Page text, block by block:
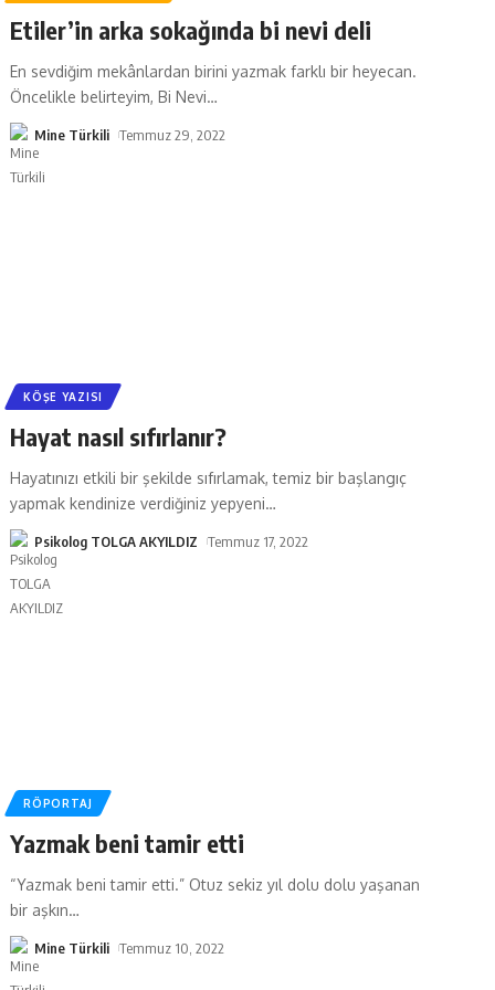
Etiler’in arka sokağında bi nevi deli
En sevdiğim mekânlardan birini yazmak farklı bir heyecan.
Öncelikle belirteyim, Bi Nevi…
Mine Türkili Temmuz 29, 2022
KÖŞE YAZISI
Hayat nasıl sıfırlanır?
Hayatınızı etkili bir şekilde sıfırlamak, temiz bir başlangıç
yapmak kendinize verdiğiniz yepyeni…
Psikolog TOLGA AKYILDIZ Temmuz 17, 2022
RÖPORTAJ
Yazmak beni tamir etti
“Yazmak beni tamir etti.” Otuz sekiz yıl dolu dolu yaşanan
bir aşkın…
Mine Türkili Temmuz 10, 2022